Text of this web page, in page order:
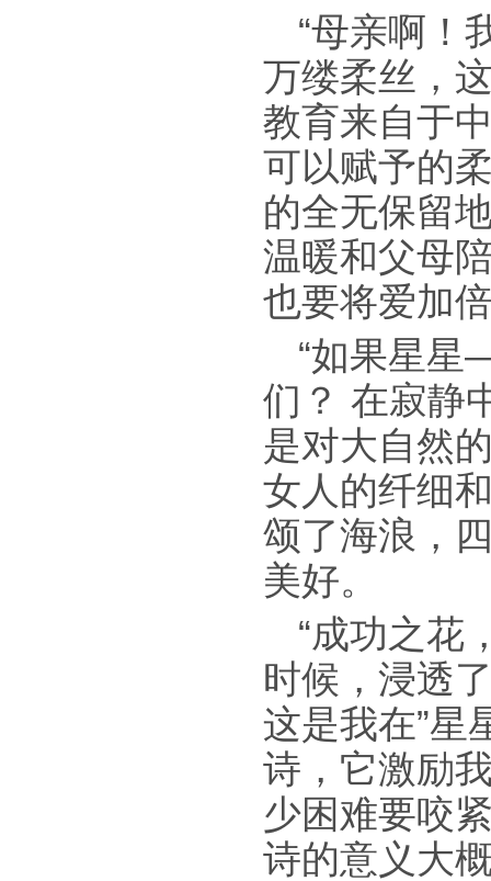
“母亲啊！
万缕柔丝，
教育来自于
可以赋予的
的全无保留
温暖和父母
也要将爱加
“如果星星
们？ 在寂静
是对大自然
女人的纤细
颂了海浪，
美好。
“成功之花
时候，浸透
这是我在”星
诗，它激励
少困难要咬
诗的意义大